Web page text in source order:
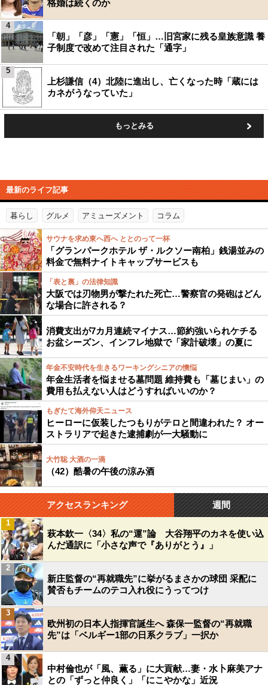
格婚は続くのか
「朝」「彦」「憲」「恒」…旧宮家に残る皇族意識 養
子制度で改めて注目された「通字」
4
上杉謙信（4）北陸に進出し、亡くなった時「蔵には
カネがうなっていた」
5
もっとみる
最新のライフ記事
暮らし グルメ アミューズメント コラム
サウナを求め東へ西へ ととのって一杯
「グランパークホテル ザ・ルクソー南柏」銭湯並みの
料金で無料ナイトキャップサービスも
「表と裏」の法律知識
大阪では刃物男が撃たれた死亡…警察官の発砲はどん
な場合に許される？
消費支出が7カ月連続マイナス…節約強いられケチる
お盆シーズン、インフレ地獄で「家計破壊」の夏に
年金不安時代を生きるワーキングシニアの懊悩
年金生活者を悩ませる墓問題 維持費も「墓じまい」の
費用も払えない人はどうすればいいのか？
もぎたて海外仰天ニュース
ヒーローに仮装したつもりがテロと間違われた？ オー
ストラリアで起きた逮捕劇が一大騒動に
大竹聡 大酒の一滴
（42）酷暑の午後の涼み酒
アクセスランキング 週間
萩本欽一〈34〉私の“運”論 大谷翔平のカネを使い込
んだ通訳に「小さな声で『ありがとう』」
1
新庄監督の“再就職先”に挙がるまさかの球団 采配に
賛否もチームのテコ入れ役にうってつけ
2
欧州初の日本人指揮官誕生へ 森保一監督の“再就職
先”は「ベルギー1部の日系クラブ」一択か
3
中村倫也が「風、薫る」に大貢献…妻・水卜麻美アナ
との「ずっと仲良く」「にこやかな」近況
4